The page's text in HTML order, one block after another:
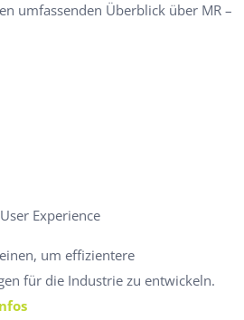
umfassenden Überblick über MR –
Experience
um effizientere
für die Industrie zu entwickeln.